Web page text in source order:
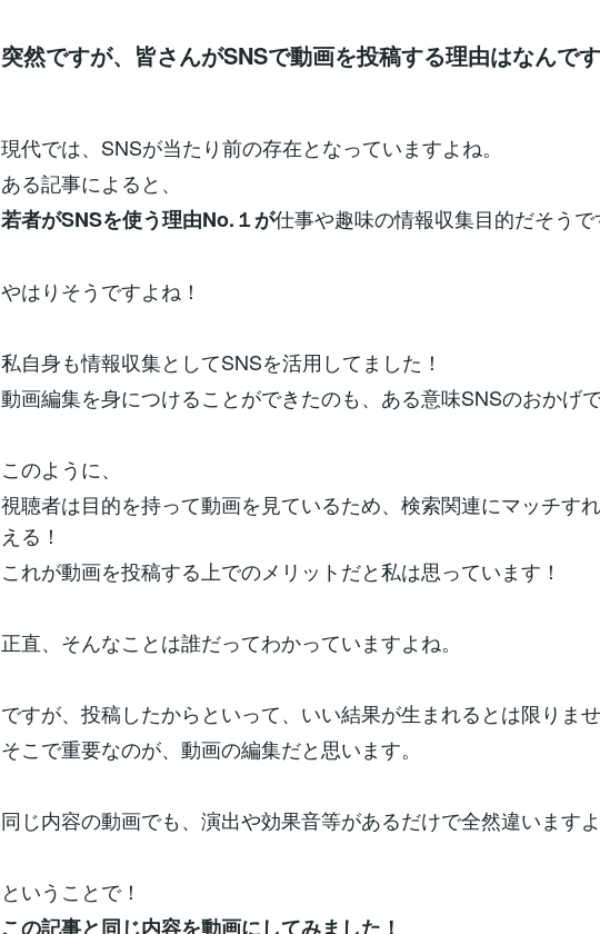
突然ですが、皆さんがSNSで動画を投稿する理由はなんで
現代では、SNSが当たり前の存在となっていますよね。
ある記事によると、
若者がSNSを使う理由No.１が仕事や趣味の情報収集目的だそう
やはりそうですよね！
私自身も情報収集としてSNSを活用してました！
動画編集を身につけることができたのも、ある意味SNSのおかげ
このように、
視聴者は目的を持って動画を見ているため、検索関連にマッチす
える！
これが動画を投稿する上でのメリットだと私は思っています！
正直、そんなことは誰だってわかっていますよね。
ですが、投稿したからといって、いい結果が生まれるとは限りま
そこで重要なのが、動画の編集だと思います。
同じ内容の動画でも、演出や効果音等があるだけで全然違います
ということで！
この記事と同じ内容を動画にしてみました！